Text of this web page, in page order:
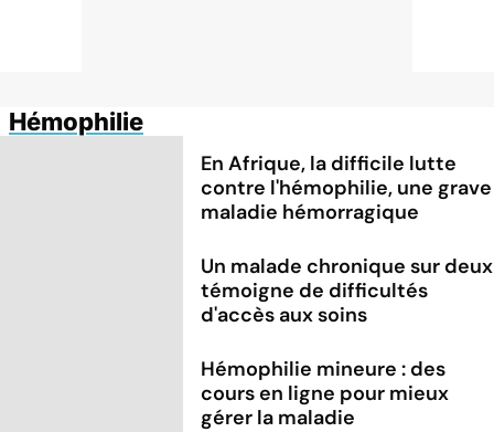
Hémophilie
En Afrique, la difficile lutte
contre l'hémophilie, une grave
maladie hémorragique
Un malade chronique sur deux
témoigne de difficultés
d'accès aux soins
Hémophilie mineure : des
cours en ligne pour mieux
gérer la maladie